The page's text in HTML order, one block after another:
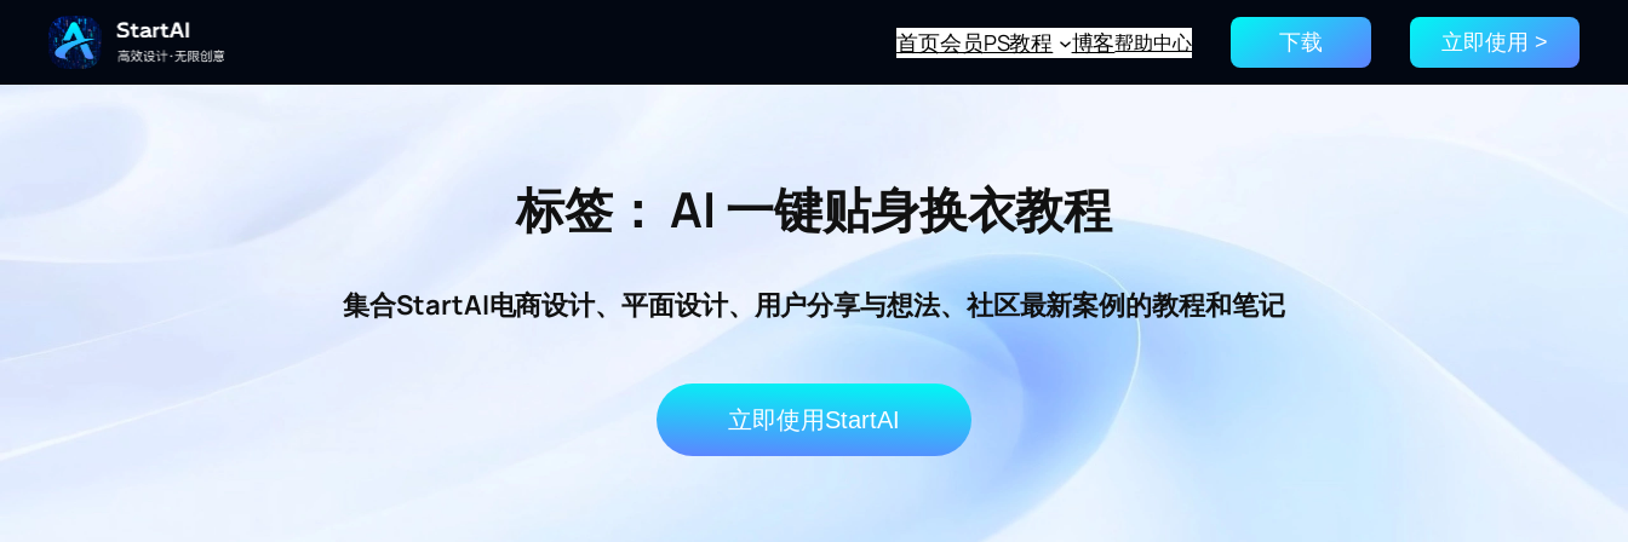
首页会员PS教程 博客帮助中心 下载 立即使用 >
标签： AI 一键贴身换衣教程
集合StartAI电商设计、平面设计、用户分享与想法、社区最新案例的教程和笔记
立即使用StartAI